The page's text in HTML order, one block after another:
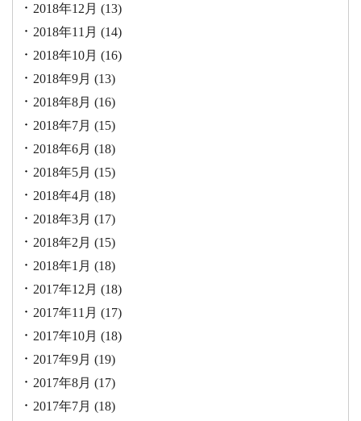
2018年12月 (13)
2018年11月 (14)
2018年10月 (16)
2018年9月 (13)
2018年8月 (16)
2018年7月 (15)
2018年6月 (18)
2018年5月 (15)
2018年4月 (18)
2018年3月 (17)
2018年2月 (15)
2018年1月 (18)
2017年12月 (18)
2017年11月 (17)
2017年10月 (18)
2017年9月 (19)
2017年8月 (17)
2017年7月 (18)